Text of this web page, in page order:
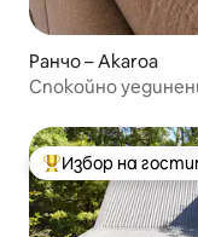
Ранчо – Akaroa
Спокойно
Най-популярен
Избор на